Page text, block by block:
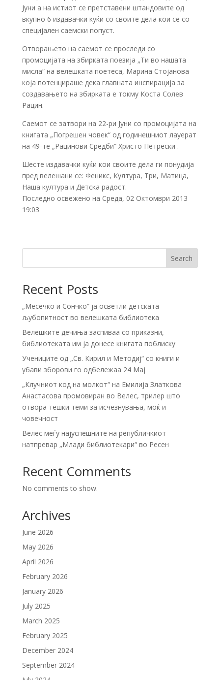
Јуни а на истиот се претставени штандовите од
вкупно 6 издавачки куќи со своите дела кои се со
специјален саемски попуст.
Отворањето на саемот се проследи со
промоцијата на збирката поезија „Ти во нашaтa
мислa“ на велешката поетеса, Марина Стојанова
која потенцираше дека главната инспирација за
создавањето на збирката е токму Коста Солев
Рацин.
Саемот се затвори на 22-ри Јуни со промоцијата на
книгата „Погрешен човек“ од годинешниот лауерат
на 49-те „Рацинови Средби“ Христо Петрески .
Шесте издавачки куќи кои своите дела ги понудија
пред велешани се: Феникс, Култура, Три, Матица,
Наша култура и Детска радост.
Последно освежено на Среда, 02 Октомври 2013
19:03
Search
Recent Posts
„Месечко и Сончко“ ја осветли детската
љубопитност во велешката библиотека
Велешките дечиња заспиваа со приказни,
библиотеката им ја донесе книгата поблиску
Учениците од „Св. Кирил и Методиј“ со книги и
убави зборови го одбележаа 24 Мај
„Клучниот код на молкот“ на Емилија Златкова
Анастасова промовиран во Велес, трилер што
отвора тешки теми за исчезнувања, моќ и
човечност
Велес меѓу најуспешните на републичкиот
натпревар „Млади библиотекари“ во Ресен
Recent Comments
No comments to show.
Archives
June 2026
May 2026
April 2026
February 2026
January 2026
July 2025
March 2025
February 2025
December 2024
September 2024